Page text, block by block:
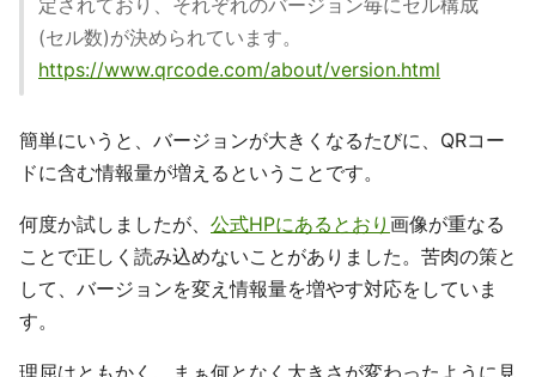
定されており、それぞれのバージョン毎にセル構成
(セル数)が決められています。
https://www.qrcode.com/about/version.html
簡単にいうと、バージョンが大きくなるたびに、QRコー
ドに含む情報量が増えるということです。
何度か試しましたが、 公式HPにあるとおり 画像が重なる
ことで正しく読み込めないことがありました。苦肉の策と
して、バージョンを変え情報量を増やす対応をしていま
す。